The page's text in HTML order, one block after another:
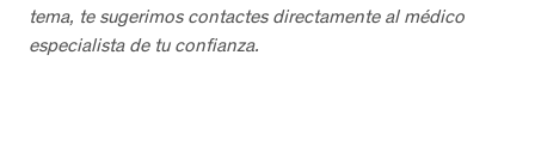
tema, te sugerimos contactes directamente al médico
especialista de tu confianza.